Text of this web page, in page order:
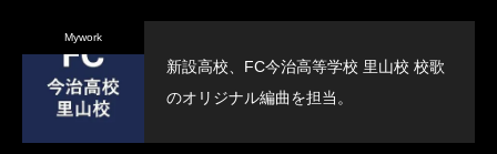
Mywork
新設高校、FC今治高等学校 里山校 校歌
のオリジナル編曲を担当。